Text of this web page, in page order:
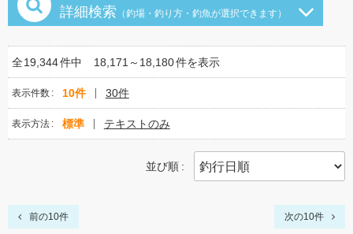
詳細検索 （釣場・釣り方・釣魚が選択できます）
全19,344件中 18,171～18,180件を表示
表示件数 10件 30件
表示方法 標準 テキストのみ
並び順
前の10件 次の10件